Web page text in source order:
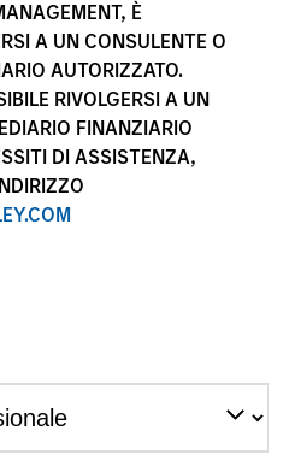
È
A UN CONSULENTE O
AUTORIZZATO.
RIVOLGERSI A UN
FINANZIARIO
DI ASSISTENZA,
è un indicatore affidabile dei
aumentare o diminuire
valutarie. Tutti i dati di
in base al valore del
delle spese, e non
e gli oneri relativi
delle quote. Tutti i dati relativi
sono tratti da Morgan